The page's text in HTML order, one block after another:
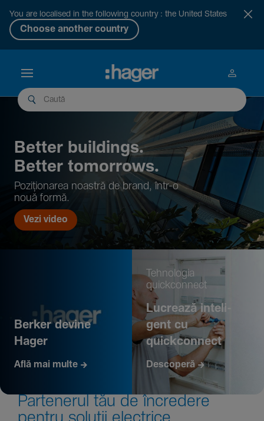
You are localised in the following country : the United States
Choose another country
Better buil­dings.
Better tomor­rows.
Pozi­țio­narea noastră de brand, într-o
nouă formă.
Vezi video
Berker devine
Hager
Află mai multe
Tehno­logia
quickconnect
Lucrează inte­li­
gent cu
quickconnect
Descoperă
Parte­nerul tău de încre­dere